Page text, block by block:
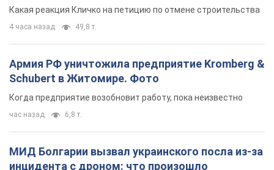
Беседа состоится 10 августа
4 часа назад 7,0 т.